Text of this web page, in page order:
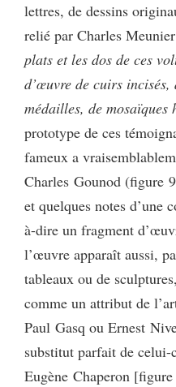
lettres, de dessins
relié par Charles
plats et les dos de ces
d’œuvre de cuirs incisés,
médailles, de mosaïques
prototype de ces
fameux a
Charles Gounod (figure
et quelques notes d’une
à-dire un fragment
l’œuvre apparaît aussi,
tableaux ou de
comme un attribut de
Paul Gasq ou Ernest
substitut parfait de
Eugène Chaperon